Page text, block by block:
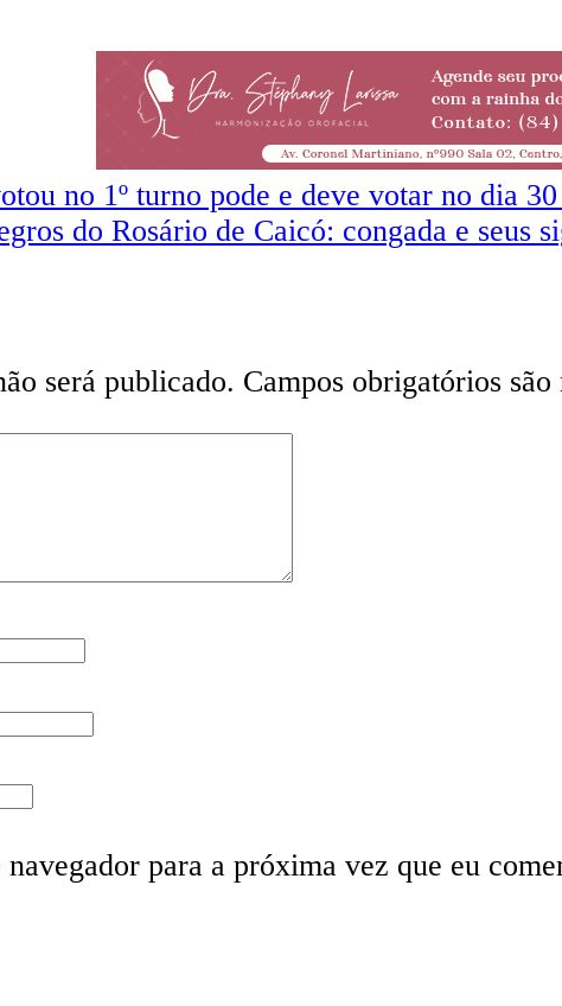
no 1º turno pode e deve votar no dia
do Rosário de Caicó: congada e seus
será publicado. Campos obrigatórios são
navegador para a próxima vez que eu